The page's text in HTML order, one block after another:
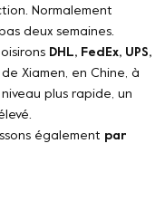
Normalement
deux semaines.
DHL, FedEx, UPS,
Xiamen, en Chine, à
plus rapide, un
également par